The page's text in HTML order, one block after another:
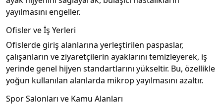
yayılmasını engeller.
Ofisler ve İş Yerleri
Ofislerde giriş alanlarına yerleştirilen paspaslar,
çalışanların ve ziyaretçilerin ayaklarını temizleyerek, iş
yerinde genel hijyen standartlarını yükseltir. Bu, özellikle
yoğun kullanılan alanlarda mikrop yayılmasını azaltır.
Spor Salonları ve Kamu Alanları